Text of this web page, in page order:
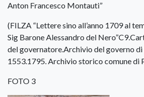
Anton Francesco Montauti”
(FILZA “Lettere sino all’anno 1709 al
Sig Barone Alessandro del
del governatore.Archivio del governo
1553.1795. Archivio storico comune di
FOTO 3